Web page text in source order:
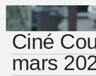
Ciné
mars